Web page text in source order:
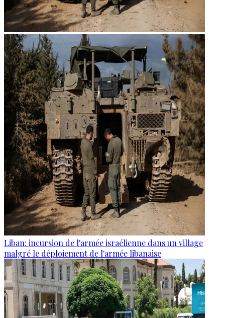
Liban: incursion de l'armée israélienne dans un village
malgré le déploiement de l'armée libanaise